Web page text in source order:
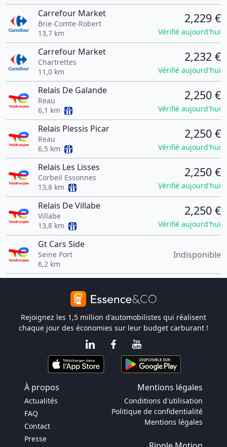
Carrefour Market
Brie-Comte-Robert
13,7 km
2,229 €
Vérifié aujourd'hui
Carrefour Market
Chartrettes
11,0 km
2,232 €
Vérifié aujourd'hui
Relais De Galande
Reau
6,1 km
2,250 €
Vérifié aujourd'hui
Relais Plessis Picar
Reau
6,5 km
2,250 €
Vérifié aujourd'hui
Relais Les Lisses
Corbeil Essonnes
13,8 km
2,250 €
Vérifié aujourd'hui
Relais De Villabe
Villabe
13,8 km
2,250 €
Vérifié aujourd'hui
Gt Cars Side
Seine Port
6,2 km
Indisponible
Rejoignez les 1,5 million d'automobilistes qui réalisent
chaque jour des économies sur leur budget carburant !
À propos Mentions légales
Actualités
FAQ
Contact
Presse
Conditions d'utilisation
Politique de confidentialité
Mentions légales